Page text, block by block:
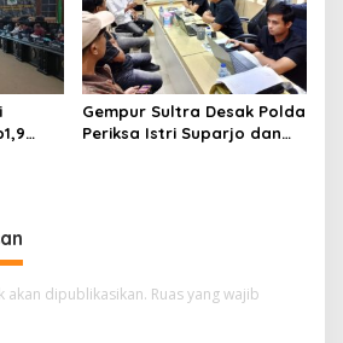
Gempur Sultra Desak Polda
Periksa Istri Suparjo dan
akan dipublikasikan. Ruas yang wajib